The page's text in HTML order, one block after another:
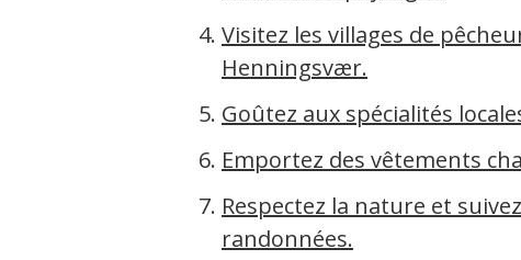
Visitez les villages de
Henningsvær.
Goûtez aux spécialités
Emportez des vêtements
Respectez la nature et
randonnées.